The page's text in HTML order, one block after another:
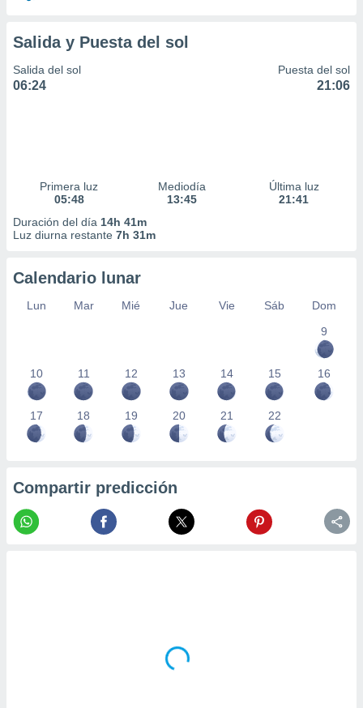
Salida y Puesta del sol
Salida del sol
06:24
Puesta del sol
21:06
Primera luz
05:48
Mediodía
13:45
Última luz
21:41
Duración del día 14h 41m
Luz diurna restante 7h 31m
Calendario lunar
Lun Mar Mié Jue Vie Sáb
Dom
9
10 11 12 13 14 15 16
17 18 19 20 21 22
Compartir predicción